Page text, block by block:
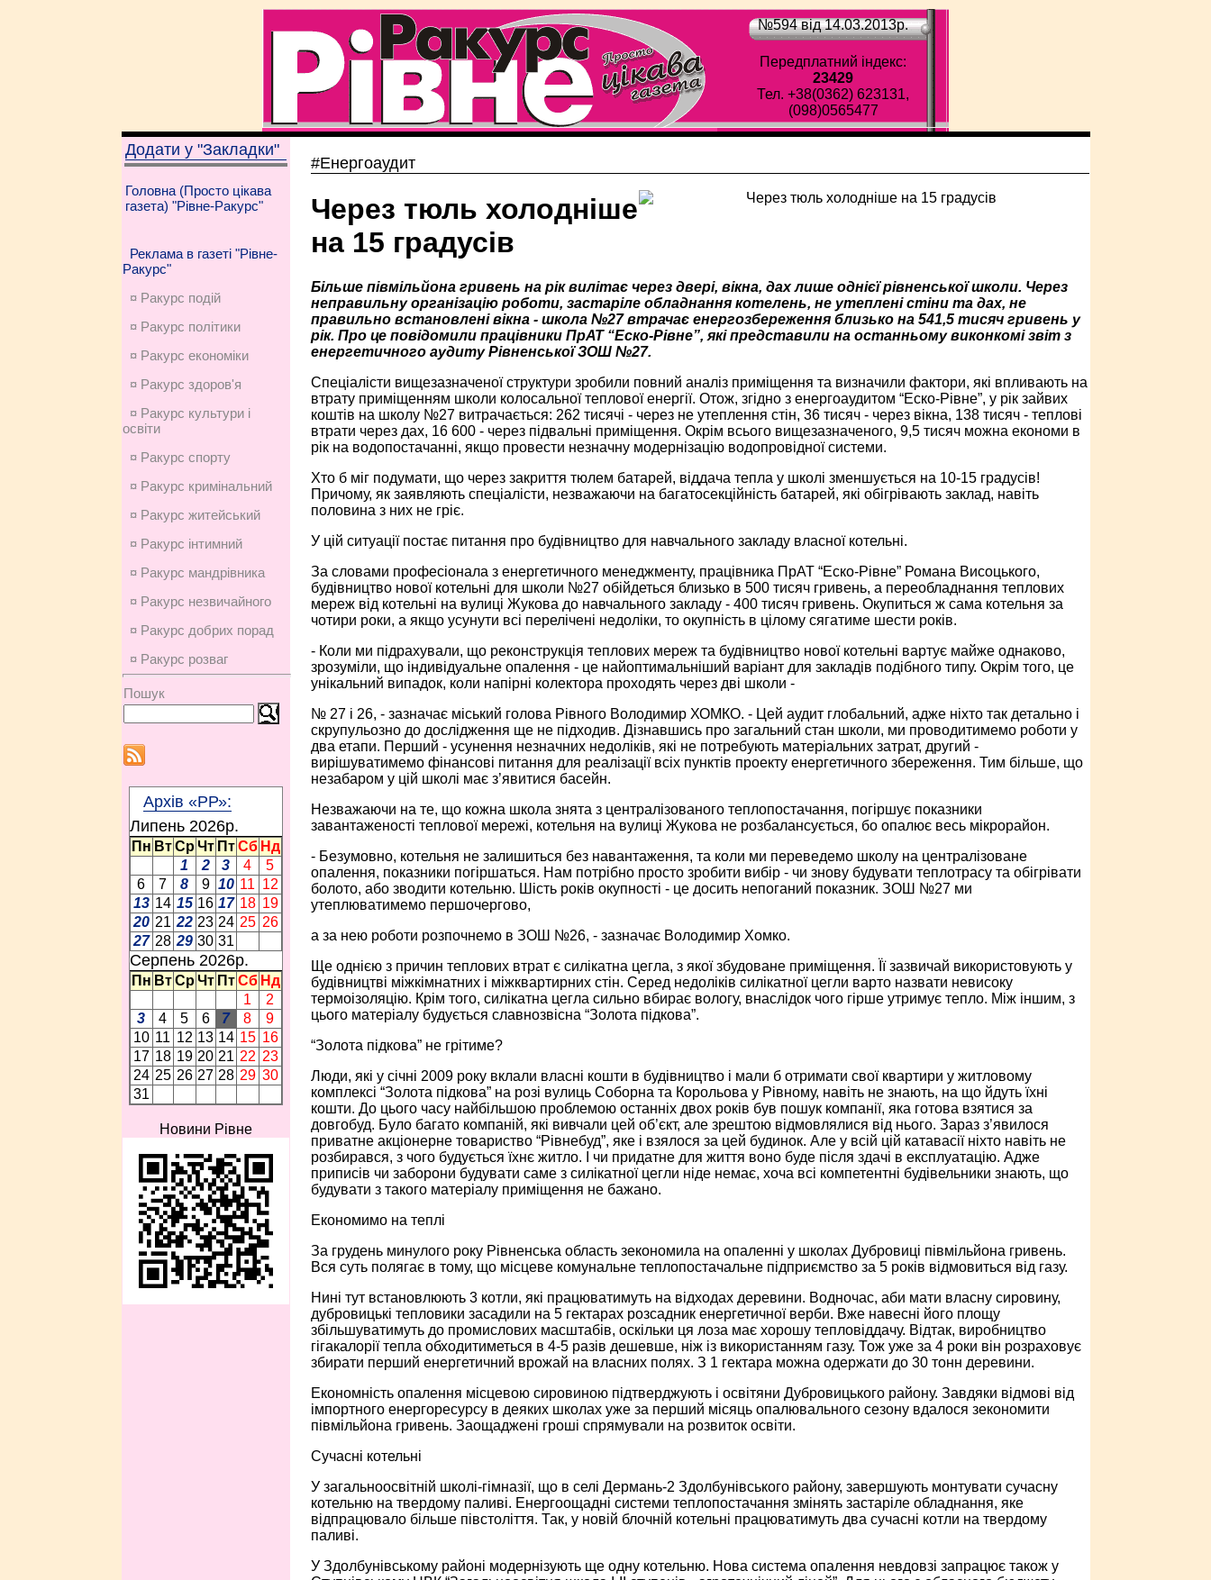
№594 від 14.03.2013p.
Передплатний індекс:
23429
Тел. +38(0362) 623131,
(098)0565477
Додати у "Закладки"
Головна (Просто цікава
газета) "Рівне-Ракурс"
Реклама в газеті "Рівне-
Ракурс"
¤ Ракурс подій
¤ Ракурс політики
¤ Ракурс економiки
¤ Ракурс здоров'я
¤ Ракурс культури і
освіти
¤ Ракурс спорту
¤ Ракурс кримінальний
¤ Ракурс житейський
¤ Ракурс інтимний
¤ Ракурс мандрівника
¤ Ракурс незвичайного
¤ Ракурс добрих порад
¤ Ракурс розваг
Пошук
Архів «РР»:
Липень 2026p.
Пн Вт Ср Чт Пт Сб Нд
1
2 3 4
5
6
7 8 9 10 11 12
13 14 15 16 17 18 19
20 21 22 23 24 25 26
27 28 29 30 31
Серпень 2026p.
Пн Вт Ср Чт Пт Сб Нд
1
2
3
4 5 6 7 8
9
10 11 12 13 14 15 16
17 18 19 20 21 22 23
24 25 26 27 28 29 30
31
Новини Рівне
#Енергоаудит
Через тюль холодніше
на 15 градусів
Більше півмільйона гривень на рік вилітає через двері, вікна, дах лише однієї рівненської школи. Через
неправильну організацію роботи, застаріле обладнання котелень, не утеплені стіни та дах, не
правильно встановлені вікна - школа №27 втрачає енергозбереження близько на 541,5 тисяч гривень у
рік. Про це повідомили працівники ПрАТ “Еско-Рівне”, які представили на останньому виконкомі звіт з
енергетичного аудиту Рівненської ЗОШ №27.
Спеціалісти вищезазначеної структури зробили повний аналіз приміщення та визначили фактори, які впливають на
втрату приміщенням школи колосальної теплової енергії. Отож, згідно з енергоаудитом “Еско-Рівне”, у рік зайвих
коштів на школу №27 витрачається: 262 тисячі - через не утеплення стін, 36 тисяч - через вікна, 138 тисяч - теплові
втрати через дах, 16 600 - через підвальні приміщення. Окрім всього вищезазначеного, 9,5 тисяч можна економи в
рік на водопостачанні, якщо провести незначну модернізацію водопровідної системи.
Хто б міг подумати, що через закриття тюлем батарей, віддача тепла у школі зменшується на 10-15 градусів!
Причому, як заявляють спеціалісти, незважаючи на багатосекційність батарей, які обігрівають заклад, навіть
половина з них не гріє.
У цій ситуації постає питання про будівництво для навчального закладу власної котельні.
За словами професіонала з енергетичного менеджменту, працівника ПрАТ “Еско-Рівне” Романа Висоцького,
будівництво нової котельні для школи №27 обійдеться близько в 500 тисяч гривень, а переобладнання теплових
мереж від котельні на вулиці Жукова до навчального закладу - 400 тисяч гривень. Окупиться ж сама котельня за
чотири роки, а якщо усунути всі перелічені недоліки, то окупність в цілому сягатиме шести років.
- Коли ми підрахували, що реконструкція теплових мереж та будівництво нової котельні вартує майже однаково,
зрозуміли, що індивідуальне опалення - це найоптимальніший варіант для закладів подібного типу. Окрім того, це
унікальний випадок, коли напірні колектора проходять через дві школи -
№ 27 і 26, - зазначає міський голова Рівного Володимир ХОМКО. - Цей аудит глобальний, адже ніхто так детально і
скрупульозно до дослідження ще не підходив. Дізнавшись про загальний стан школи, ми проводитимемо роботи у
два етапи. Перший - усунення незначних недоліків, які не потребують матеріальних затрат, другий -
вирішуватимемо фінансові питання для реалізації всіх пунктів проекту енергетичного збереження. Тим більше, що
незабаром у цій школі має з’явитися басейн.
Незважаючи на те, що кожна школа знята з централізованого теплопостачання, погіршує показники
завантаженості теплової мережі, котельня на вулиці Жукова не розбалансується, бо опалює весь мікрорайон.
- Безумовно, котельня не залишиться без навантаження, та коли ми переведемо школу на централізоване
опалення, показники погіршаться. Нам потрібно просто зробити вибір - чи знову будувати теплотрасу та обігрівати
болото, або зводити котельню. Шість років окупності - це досить непоганий показник. ЗОШ №27 ми
утеплюватимемо першочергово,
а за нею роботи розпочнемо в ЗОШ №26, - зазначає Володимир Хомко.
Ще однією з причин теплових втрат є силікатна цегла, з якої збудоване приміщення. Її зазвичай використовують у
будівництві міжкімнатних і міжквартирних стін. Серед недоліків силікатної цегли варто назвати невисоку
термоізоляцію. Крім того, силікатна цегла сильно вбирає вологу, внаслідок чого гірше утримує тепло. Між іншим, з
цього матеріалу будується славнозвісна “Золота підкова”.
“Золота підкова” не грітиме?
Люди, які у січні 2009 року вклали власні кошти в будівництво і мали б отримати свої квартири у житловому
комплексі “Золота підкова” на розі вулиць Соборна та Корольова у Рівному, навіть не знають, на що йдуть їхні
кошти. До цього часу найбільшою проблемою останніх двох років був пошук компанії, яка готова взятися за
довгобуд. Було багато компаній, які вивчали цей об’єкт, але зрештою відмовлялися від нього. Зараз з’явилося
приватне акціонерне товариство “Рівнебуд”, яке і взялося за цей будинок. Але у всій цій катавасії ніхто навіть не
розбирався, з чого будується їхнє житло. І чи придатне для життя воно буде після здачі в експлуатацію. Адже
приписів чи заборони будувати саме з силікатної цегли ніде немає, хоча всі компетентні будівельники знають, що
будувати з такого матеріалу приміщення не бажано.
Економимо на теплі
За грудень минулого року Рівненська область зекономила на опаленні у школах Дубровиці півмільйона гривень.
Вся суть полягає в тому, що місцеве комунальне теплопостачальне підприємство за 5 років відмовиться від газу.
Нині тут встановлюють 3 котли, які працюватимуть на відходах деревини. Водночас, аби мати власну сировину,
дубровицькі тепловики засадили на 5 гектарах розсадник енергетичної верби. Вже навесні його площу
збільшуватимуть до промислових масштабів, оскільки ця лоза має хорошу тепловіддачу. Відтак, виробництво
гігакалорії тепла обходитиметься в 4-5 разів дешевше, ніж із використанням газу. Тож уже за 4 роки він розраховує
збирати перший енергетичний врожай на власних полях. З 1 гектара можна одержати до 30 тонн деревини.
Економність опалення місцевою сировиною підтверджують і освітяни Дубровицького району. Завдяки відмові від
імпортного енергоресурсу в деяких школах уже за перший місяць опалювального сезону вдалося зекономити
півмільйона гривень. Заощаджені гроші спрямували на розвиток освіти.
Сучасні котельні
У загальноосвітній школі-гімназії, що в селі Дермань-2 Здолбунівського району, завершують монтувати сучасну
котельню на твердому паливі. Енергоощадні системи теплопостачання змінять застаріле обладнання, яке
відпрацювало більше півстоліття. Так, у новій блочній котельні працюватимуть два сучасні котли на твердому
паливі.
У Здолбунівському районі модернізують ще одну котельню. Нова система опалення невдовзі запрацює також у